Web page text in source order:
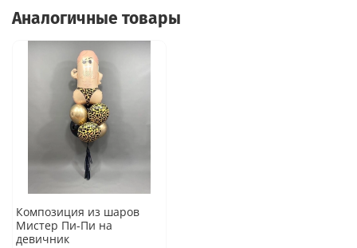
Аналогичные товары
Композиция из шаров
Мистер Пи-Пи на
девичник